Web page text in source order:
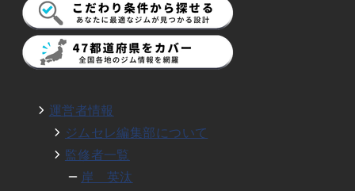
運営者情報
ジムセレ編集部について
監修者一覧
岸 英汰